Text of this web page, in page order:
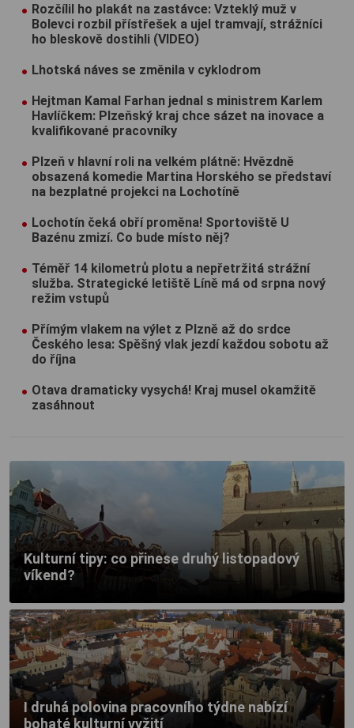
Rozčílil ho plakát na zastávce: Vzteklý muž v
Bolevci rozbil přístřešek a ujel tramvají, strážníci
ho bleskově dostihli (VIDEO)
Lhotská náves se změnila v cyklodrom
Hejtman Kamal Farhan jednal s ministrem Karlem
Havlíčkem: Plzeňský kraj chce sázet na inovace a
kvalifikované pracovníky
Plzeň v hlavní roli na velkém plátně: Hvězdně
obsazená komedie Martina Horského se představí
na bezplatné projekci na Lochotíně
Lochotín čeká obří proměna! Sportoviště U
Bazénu zmizí. Co bude místo něj?
Téměř 14 kilometrů plotu a nepřetržitá strážní
služba. Strategické letiště Líně má od srpna nový
režim vstupů
Přímým vlakem na výlet z Plzně až do srdce
Českého lesa: Spěšný vlak jezdí každou sobotu až
do října
Otava dramaticky vysychá! Kraj musel okamžitě
zasáhnout
Kulturní tipy: co přinese druhý listopadový
víkend?
I druhá polovina pracovního týdne nabízí
bohaté kulturní vyžití